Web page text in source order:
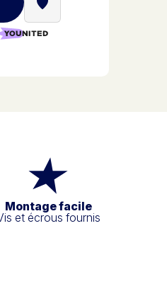
Trouver un revendeur
Montage facile
et écrous fournis